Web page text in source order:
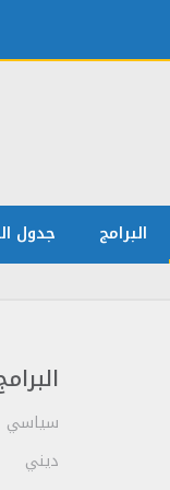
البرامج جدول
سياسي
ديني